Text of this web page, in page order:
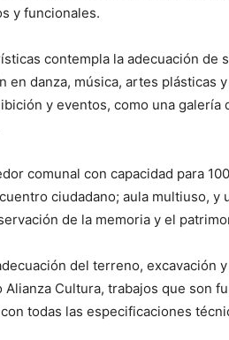
y funcionales.
contempla la adecuación de
en danza, música, artes plásticas
y eventos, como una galería
comunal con capacidad para
ciudadano; aula multiuso, y
de la memoria y el
del terreno, excavación
Cultura, trabajos que son
todas las especificaciones